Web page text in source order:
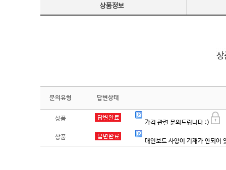
문의유형 답변상태
상품
가격 관련 문의드립니다 :)
상품
매인보드 사양이 기재가 안되어